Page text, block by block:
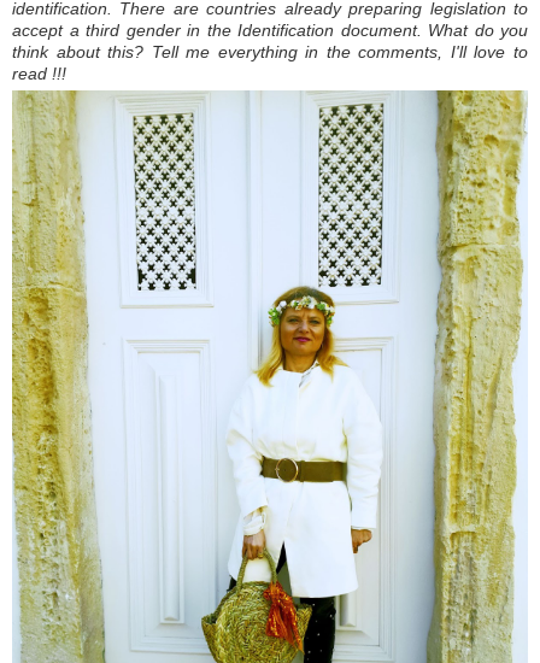
identification. There are countries already preparing legislation to
accept a third gender in the Identification document. What do you
think about this? Tell me everything in the comments, I'll love to
read !!!